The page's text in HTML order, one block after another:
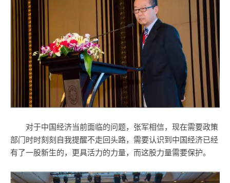
对于中国经济当前面临的问题，张军相信，现在需要政策
部门时时刻刻自我提醒不走回头路，需要认识到中国经济已经
有了一股新生的，更具活力的力量，而这股力量需要保护。